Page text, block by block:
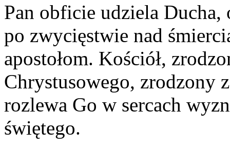
Pan obficie udziela
po zwycięstwie nad
apostołom. Kościół,
Chrystusowego, zrodzony
rozlewa Go w sercach
świętego.